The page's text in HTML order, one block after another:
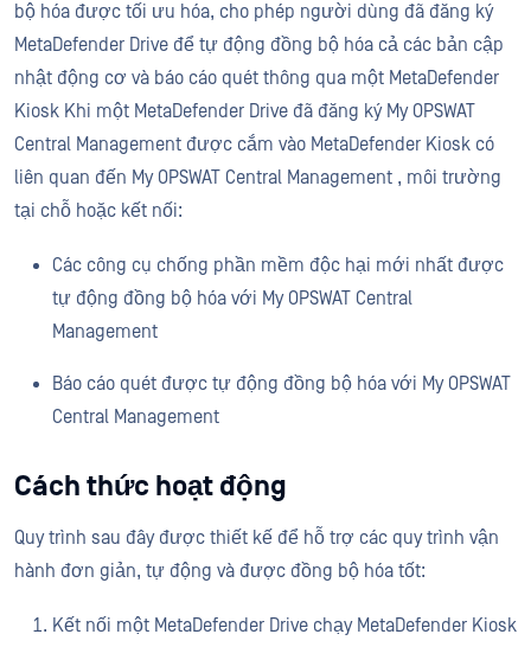
bộ hóa được tối ưu hóa, cho phép người dùng đã đăng ký
MetaDefender Drive để tự động đồng bộ hóa cả các bản cập
nhật động cơ và báo cáo quét thông qua một MetaDefender
Kiosk Khi một MetaDefender Drive đã đăng ký My OPSWAT
Central Management được cắm vào MetaDefender Kiosk có
liên quan đến My OPSWAT Central Management , môi trường
tại chỗ hoặc kết nối:
Các công cụ chống phần mềm độc hại mới nhất được
tự động đồng bộ hóa với My OPSWAT Central
Management
Báo cáo quét được tự động đồng bộ hóa với My OPSWAT
Central Management
Cách thức hoạt động
Quy trình sau đây được thiết kế để hỗ trợ các quy trình vận
hành đơn giản, tự động và được đồng bộ hóa tốt:
Kết nối một MetaDefender Drive chạy MetaDefender Kiosk